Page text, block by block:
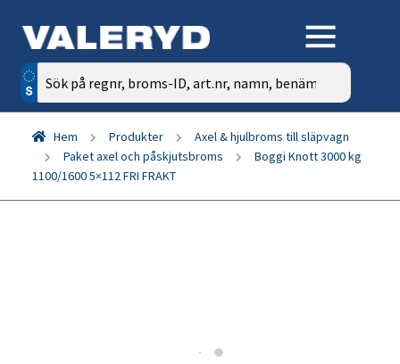
Sök
efter:
Hem Produkter
Axel & hjulbroms till släpvagn
Paket axel och påskjutsbroms
Boggi Knott 3000 kg
1100/1600 5×112 FRI FRAKT